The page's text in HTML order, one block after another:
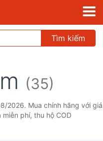
Tìm kiếm
(35)
2026. Mua chính hãng với giá
phí, thu hộ COD